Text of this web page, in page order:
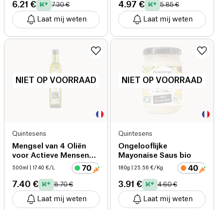
6.21 € 7.30 €
Laat mij weten
4.97 € 5.85 €
Laat mij weten
NIET OP VOORRAAD
Quintesens
Mengsel van 4 Oliën
voor Actieve Mensen
bio
500ml | 17.40 €/L
7.40 € 8.70 €
Laat mij weten
NIET OP VOORRAAD
Quintesens
Ongelooflijke
Mayonaise Saus bio
180g | 25.56 €/Kg
3.91 € 4.60 €
Laat mij weten